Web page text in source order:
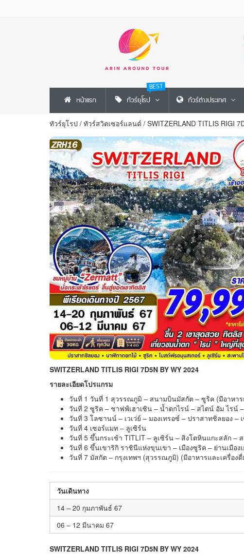
หน้าแรก ทัวร์ยุโรป
BEST
ทัวร์ต่างประเทศ
ทัวร์ยุโรป / ทัวร์สวิตเซอร์แลนด์ / SWITZERLAND TITLIS RIGI
SWITZERLAND TITLIS RIGI 7D5N BY WY 2024
รายละเอียดโปรแกรม
วันที่ 1 วันที่ 1 สุวรรณภูมิ – สนามบินมัสกัต – ซูริค (มีอาหาร
วันที่ 2 ซูริค – ชาฟฟ์เฮาเซิน – น้ำตกไรน์ – สไตน์ อัม ไรน์
วันที่ 3 โลซานน์ – เวเว่ย์ – มองเทรอซ์ – ปราสาทชิลยอง –
วันที่ 4 เซอร์แมท – ลูเซิร์น
วันที่ 5 ขึ้นกระเช้า TITLIT – ลูเซิร์น – สิงโตหินแกะสลัก –
วันที่ 6 ขึ้นเขาริกิ ราชินีแห่งขุนเขา – เมืองซูริค – ย่านเมื
วันที่ 7 มัสกัต – กรุงเทพฯ (สุวรรณภูมิ) (มีอาหารและเครื่อง
วันเดินทาง
14 – 20 กุมภาพันธ์ 67
06 – 12 มีนาคม 67
SWITZERLAND TITLIS RIGI 7D5N BY WY 2024